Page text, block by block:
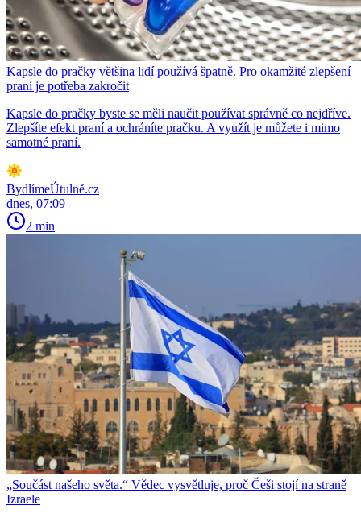
Kapsle do pračky většina lidí používá špatně. Pro okamžité zlepšení
praní je potřeba zakročit
Kapsle do pračky byste se měli naučit používat správně co nejdříve.
Zlepšíte efekt praní a ochráníte pračku. A využít je můžete i mimo
samotné praní.
BydlímeÚtulně.cz
dnes, 07:09
2 min
„Součást našeho světa.“ Vědec vysvětluje, proč Češi stojí na straně
Izraele